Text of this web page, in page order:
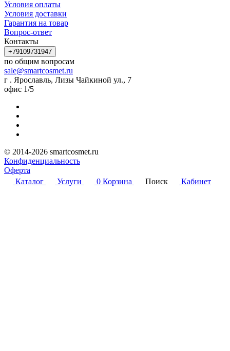
Условия оплаты
Условия доставки
Гарантия на товар
Вопрос-ответ
Контакты
+79109731947
по общим вопросам
sale@smartcosmet.ru
г . Ярославль, Лизы Чайкиной ул., 7
офис 1/5
© 2014-2026 smartcosmet.ru
Конфиденциальность
Оферта
Каталог
Услуги 0 Корзина Поиск Кабинет